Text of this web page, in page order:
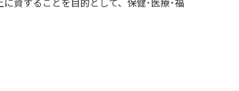
資することを目的として、保健･医療･福